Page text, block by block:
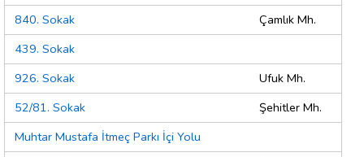
840. Sokak
Çamlık Mh.
439. Sokak
926. Sokak
Ufuk Mh.
52/81. Sokak
Şehitler Mh.
Muhtar Mustafa İtmeç Parkı İçi Yolu